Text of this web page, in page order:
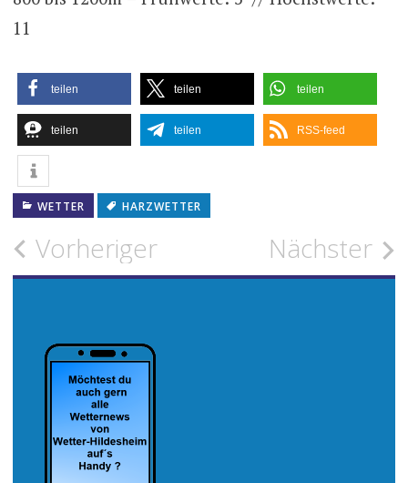
11
teilen teilen teilen
teilen teilen RSS-feed
WETTER HARZWETTER
Beitragsnavigation
Vorheriger Nächster